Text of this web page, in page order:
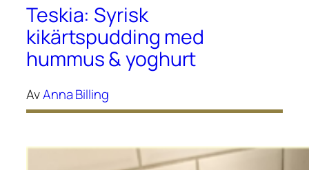
Teskia: Syrisk
kikärtspudding med
hummus & yoghurt
AvAnna Billing